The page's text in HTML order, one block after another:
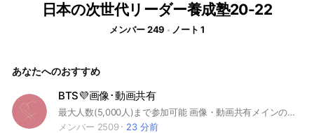
日本の次世代リーダー養成塾20-22
メンバー 249 ノート 1
あなたへのおすすめ
BTS💜画像･動画共有
最大人数(5,000人)まで参加可能 画像・動画共有メインのオプチャです！ 参加された際には1度大事なノートの確認をお願いします🙇‍♀️ #防弾少年団 #방탄소년단 #BTS #バンタン #ARMY #アーミー #아미
メンバー 2509
23 分前